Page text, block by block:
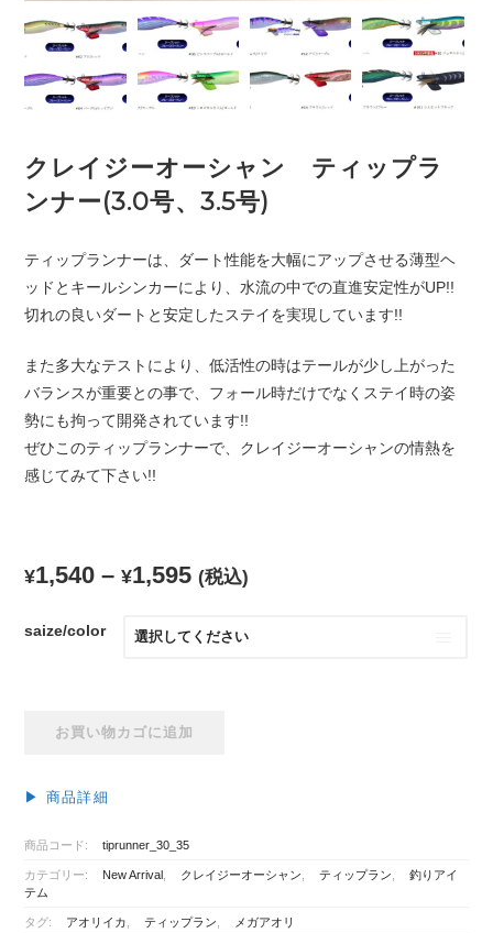
クレイジーオーシャン ティップラ
ンナー(3.0号、3.5号)
ティップランナーは、ダート性能を大幅にアップさせる薄型ヘ
ッドとキールシンカーにより、水流の中での直進安定性がUP!!
切れの良いダートと安定したステイを実現しています!!
また多大なテストにより、低活性の時はテールが少し上がった
バランスが重要との事で、フォール時だけでなくステイ時の姿
勢にも拘って開発されています!!
ぜひこのティップランナーで、クレイジーオーシャンの情熱を
感じてみて下さい!!
¥1,540 –¥1,595 (税込)
saize/color
ジ
オ
シ
ン
お買い物カゴに追加
▶︎ 商品詳細
商品コード: tiprunner_30_35
カテゴリー: New Arrival クレイジーオーシャン ティップラン
釣りアイ
テム
タグ: アオリイカ ティップラン メガアオリ